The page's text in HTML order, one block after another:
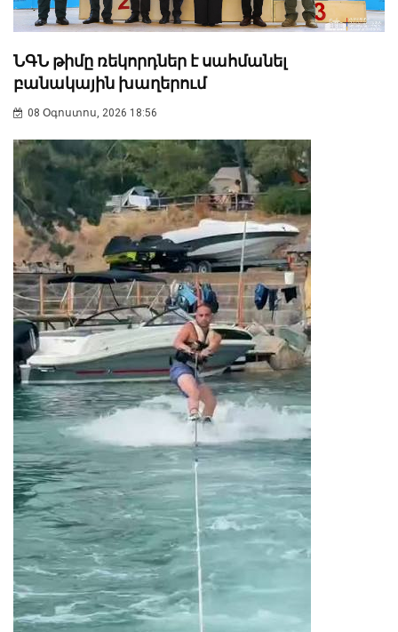
ՆԳՆ թիմը ռեկորդներ է սահմանել
բանակային խաղերում
08 Օգոստոս, 2026 18:56